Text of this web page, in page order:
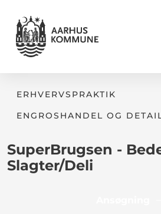
ERHVERVSPRAKTIK
ENGROSHANDEL OG
SuperBrugsen -
Slagter/Deli